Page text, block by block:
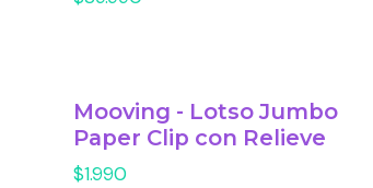
Mooving - Lotso Jumbo
Paper Clip con Relieve
$1.990